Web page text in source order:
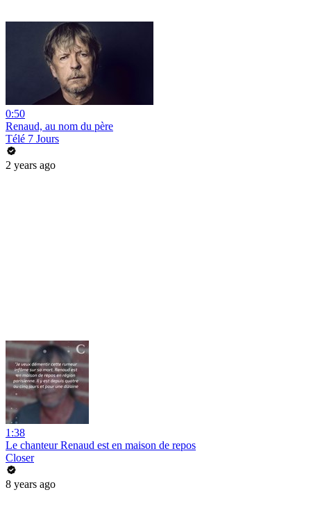
0:50
Renaud, au nom du père
Télé 7 Jours
2 years ago
1:38
Le chanteur Renaud est en maison de repos
Closer
8 years ago